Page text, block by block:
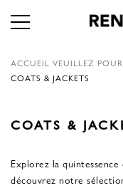
ACCUEIL VEUILLEZ
COATS & JACKETS
COATS &
Explorez la
découvrez notre